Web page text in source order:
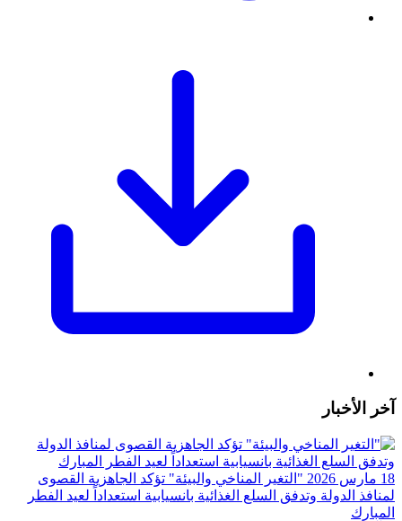
آخر الأخبار
18 مارس 2026
"التغير المناخي والبيئة" تؤكد الجاهزية القصوى
لمنافذ الدولة وتدفق السلع الغذائية بانسيابية استعداداً لعيد الفطر
المبارك